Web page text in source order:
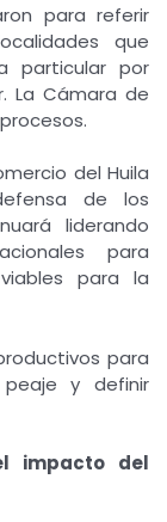
para referir
que
particular por
La Cámara de
del Huila
de los
liderando
para
para la
para
y definir
impacto del